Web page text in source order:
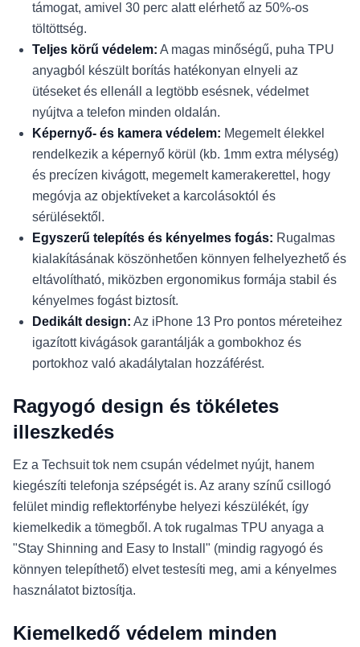
támogat, amivel 30 perc alatt elérhető az 50%-os
töltöttség.
Teljes körű védelem: A magas minőségű, puha TPU
anyagból készült borítás hatékonyan elnyeli az
ütéseket és ellenáll a legtöbb esésnek, védelmet
nyújtva a telefon minden oldalán.
Képernyő- és kamera védelem: Megemelt élekkel
rendelkezik a képernyő körül (kb. 1mm extra mélység)
és precízen kivágott, megemelt kamerakerettel, hogy
megóvja az objektíveket a karcolásoktól és
sérülésektől.
Egyszerű telepítés és kényelmes fogás: Rugalmas
kialakításának köszönhetően könnyen felhelyezhető és
eltávolítható, miközben ergonomikus formája stabil és
kényelmes fogást biztosít.
Dedikált design: Az iPhone 13 Pro pontos méreteihez
igazított kivágások garantálják a gombokhoz és
portokhoz való akadálytalan hozzáférést.
Ragyogó design és tökéletes
illeszkedés
Ez a Techsuit tok nem csupán védelmet nyújt, hanem
kiegészíti telefonja szépségét is. Az arany színű csillogó
felület mindig reflektorfénybe helyezi készülékét, így
kiemelkedik a tömegből. A tok rugalmas TPU anyaga a
"Stay Shinning and Easy to Install" (mindig ragyogó és
könnyen telepíthető) elvet testesíti meg, ami a kényelmes
használatot biztosítja.
Kiemelkedő védelem minden